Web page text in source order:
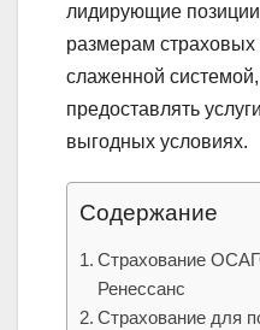
лидирующие позиции
размерам страховых
слаженной
предоставлять
выгодных условиях.
Содержание
Страхование
Ренессанс
Страхование для